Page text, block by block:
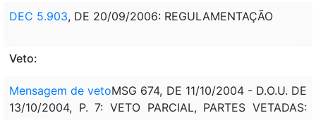
DEC 5.903, DE 20/09/2006: REGULAMENTAÇÃO
Veto:
Mensagem de vetoMSG 674, DE 11/10/2004 - D.O.U. DE
13/10/2004, P. 7: VETO PARCIAL, PARTES VETADAS: